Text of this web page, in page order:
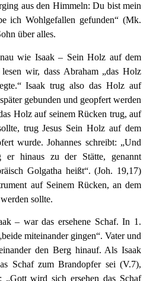
aus den Himmeln: Du bist mein
ich Wohlgefallen gefunden“ (Mk.
über alles.
wie Isaak – Sein Holz auf dem
wir, dass Abraham „das Holz
Isaak trug also das Holz auf
gebunden und geopfert werden
Holz auf seinem Rücken trug, auf
trug Jesus Sein Holz auf dem
wurde. Johannes schreibt: „Und
er hinaus zu der Stätte, genannt
Golgatha heißt“. (Joh. 19,17)
auf Seinem Rücken, an dem
sollte.
– war das ersehene Schaf. In 1.
miteinander gingen“. Vater und
den Berg hinauf. Als Isaak
Schaf zum Brandopfer sei (V.7),
„Gott wird sich ersehen das Schaf